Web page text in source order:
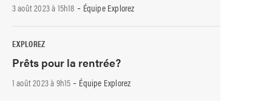
3 août 2023 à 15h18 - Équipe Explorez
EXPLOREZ
Prêts pour la rentrée?
1 août 2023 à 9h15 - Équipe Explorez